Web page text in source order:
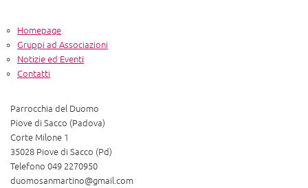
Homepage
Gruppi ad Associazioni
Notizie ed Eventi
Contatti
Parrocchia del Duomo
Piove di Sacco (Padova)
Corte Milone 1
35028 Piove di Sacco (Pd)
Telefono 049 2270950
duomosanmartino@gmail.com